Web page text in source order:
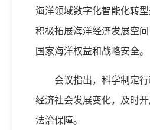
海洋领域数字化智能化转
积极拓展海洋经济发展空
国家海洋权益和战略安全。
会议指出，科学制定
经济社会发展变化，及时
法治保障。